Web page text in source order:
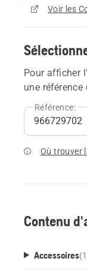
Voir les
Pour afficher
une
Référence:
Où trouver
Contenu
Accessoires(1